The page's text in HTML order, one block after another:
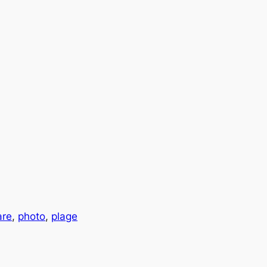
, photo, plage